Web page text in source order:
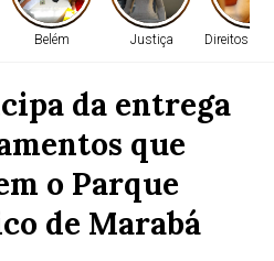
Belém Justiça Direitos
da entrega
que
o Parque
de Marabá